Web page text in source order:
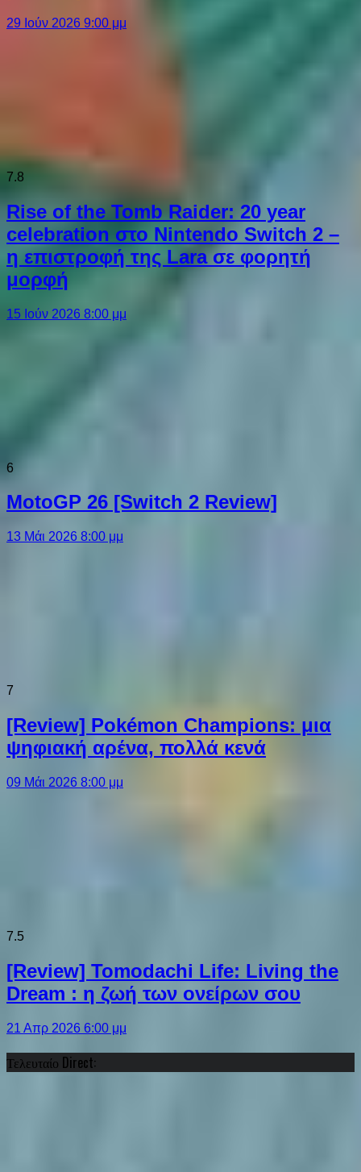
29 Ιούν 2026 9:00 μμ
7.8
Rise of the Tomb Raider: 20 year
celebration στο Nintendo Switch 2 –
η επιστροφή της Lara σε φορητή
μορφή
15 Ιούν 2026 8:00 μμ
6
MotoGP 26 [Switch 2 Review]
13 Μάι 2026 8:00 μμ
7
[Review] Pokémon Champions: μια
ψηφιακή αρένα, πολλά κενά
09 Μάι 2026 8:00 μμ
7.5
[Review] Tomodachi Life: Living the
Dream : η ζωή των ονείρων σου
21 Απρ 2026 6:00 μμ
Τελευταίο Direct: